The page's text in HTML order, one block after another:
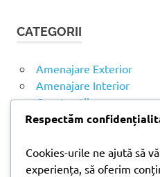
ă
u
p
ă
CATEGORII
Amenajare Exterior
Amenajare Interior
Construcții
Noutăți
ARTICOLE RECENTE
Respectăm
Cookies-urile ne ajută să
experiența, să oferim